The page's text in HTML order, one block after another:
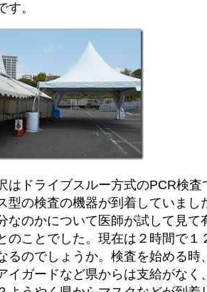
す。
はドライブスルー方式のPCR検査
型の検査の機器が到着していま
なのかについて医師が試して見て
のことでした。現在は２時間で１
るのでしょうか。検査を始める時
イガードなど県からは支給がなく